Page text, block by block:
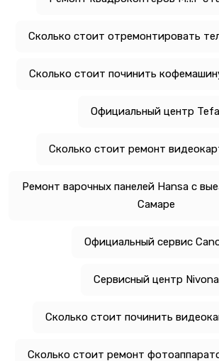
Сколько стоит отремонтировать
Сколько стоит починить
Официальный центр
Сколько стоит ремонт
Ремонт варочных панелей Hansa с
Самаре
Официальный сервис
Сервисный центр Nivona
Сколько стоит починить
Сколько стоит ремонт